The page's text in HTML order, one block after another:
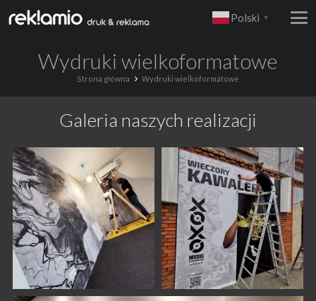
Polski ▼
Wydruki wielkoformatowe
Strona główna Wydruki wielkoformatowe
Galeria naszych realizacji